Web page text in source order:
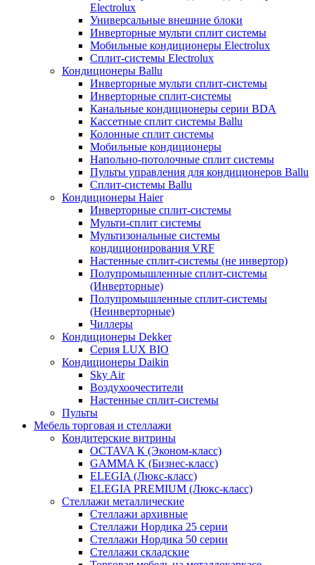
Electrolux
Универсальные внешние блоки
Инверторные мульти сплит системы
Мобильные кондиционеры Electrolux
Сплит-системы Electrolux
Кондиционеры Ballu
Инверторные мульти сплит-системы
Инверторные сплит-системы
Канальные кондиционеры серии BDA
Кассетные сплит системы Ballu
Колонные сплит системы
Мобильные кондиционеры
Напольно-потолочные сплит системы
Пульты управления для кондиционеров Ballu
Сплит-системы Ballu
Кондиционеры Haier
Инверторные сплит-системы
Мульти-сплит системы
Мультизональные системы
кондиционирования VRF
Настенные сплит-системы (не инвертор)
Полупромышленные сплит-системы
(Инверторные)
Полупромышленные сплит-системы
(Неинверторные)
Чиллеры
Кондиционеры Dekker
Серия LUX BIO
Кондиционеры Daikin
Sky Air
Воздухоочестители
Настенные сплит-системы
Пульты
Мебель торговая и стеллажи
Кондитерские витрины
OCTAVA К (Эконом-класс)
GAMMA K (Бизнес-класс)
ELEGIA (Люкс-класс)
ELEGIA PREMIUM (Люкс-класс)
Стеллажи металлические
Стеллажи архивные
Стеллажи Нордика 25 серии
Стеллажи Нордика 50 серии
Стеллажи складские